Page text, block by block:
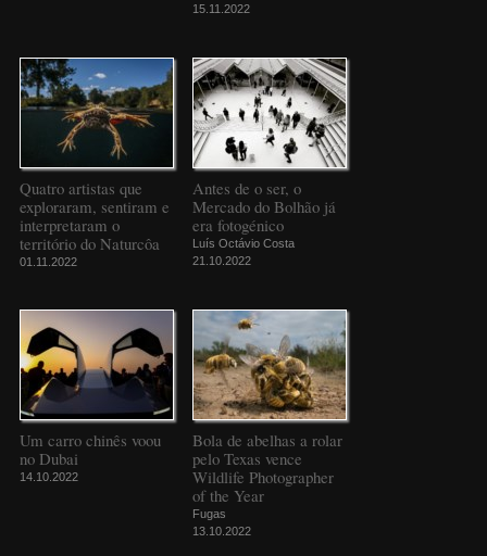
15.11.2022
Quatro artistas que
exploraram, sentiram e
interpretaram o
território do Naturcôa
01.11.2022
Antes de o ser, o
Mercado do Bolhão já
era fotogénico
Luís Octávio Costa
21.10.2022
Um carro chinês voou
no Dubai
14.10.2022
Bola de abelhas a rolar
pelo Texas vence
Wildlife Photographer
of the Year
Fugas
13.10.2022